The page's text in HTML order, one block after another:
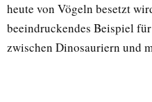
heute von Vögeln besetzt
beeindruckendes Beispiel
zwischen Dinosauriern und